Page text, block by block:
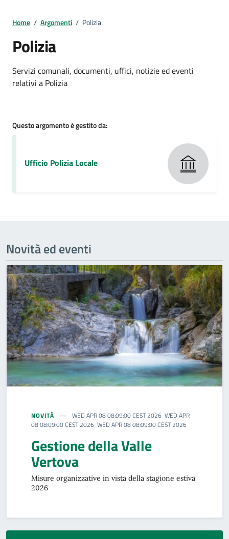
Home / Argomenti / Polizia
Polizia
Dettagli della notizia
Servizi comunali, documenti, uffici, notizie ed eventi
relativi a Polizia
Questo argomento è gestito da:
Ufficio Polizia Locale
Novità ed eventi
NOVITÀ
WED APR 08 08:09:00 CEST 2026 WED APR
08 08:09:00 CEST 2026 WED APR 08 08:09:00 CEST 2026
Gestione della Valle
Vertova
Misure organizzative in vista della stagione estiva
2026